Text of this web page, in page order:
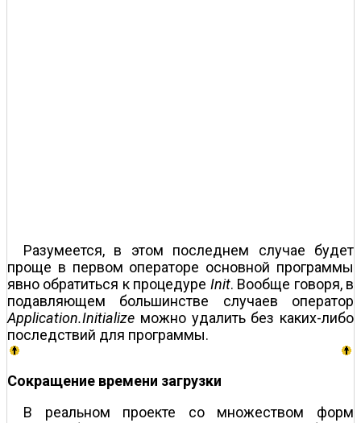
Разумеется, в этом последнем случае будет
проще в первом операторе основной программы
явно обратиться к процедуре Init. Вообще говоря, в
подавляющем большинстве случаев оператор
Application.Initialize можно удалить без каких-либо
последствий для программы.
Сокращение времени загрузки
В реальном проекте со множеством форм